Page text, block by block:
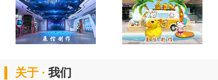
关于 ·我们